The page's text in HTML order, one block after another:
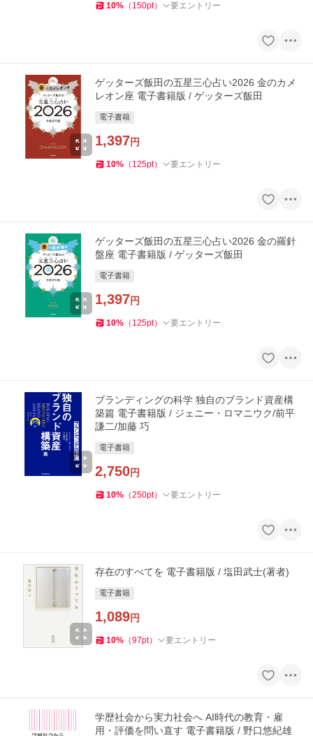
10% （ 150pt） 要エントリー
ゲッターズ飯田の五星三心占い2026 金のカメ
レオン座 電子書籍版 / ゲッターズ飯田
電子書籍
1,397円
10% （ 125pt） 要エントリー
ゲッターズ飯田の五星三心占い2026 金の羅針
盤座 電子書籍版 / ゲッターズ飯田
電子書籍
1,397円
10% （ 125pt） 要エントリー
ブランディングの科学 独自のブランド資産構
築篇 電子書籍版 / ジェニー・ロマニウク/前平
謙二/加藤 巧
電子書籍
2,750円
10% （250pt） 要エントリー
存在のすべてを 電子書籍版 / 塩田武士(著者)
電子書籍
1,089円
10% （97pt） 要エントリー
学歴社会から実力社会へ AI時代の教育・雇
用・評価を問い直す 電子書籍版 / 野口悠紀雄